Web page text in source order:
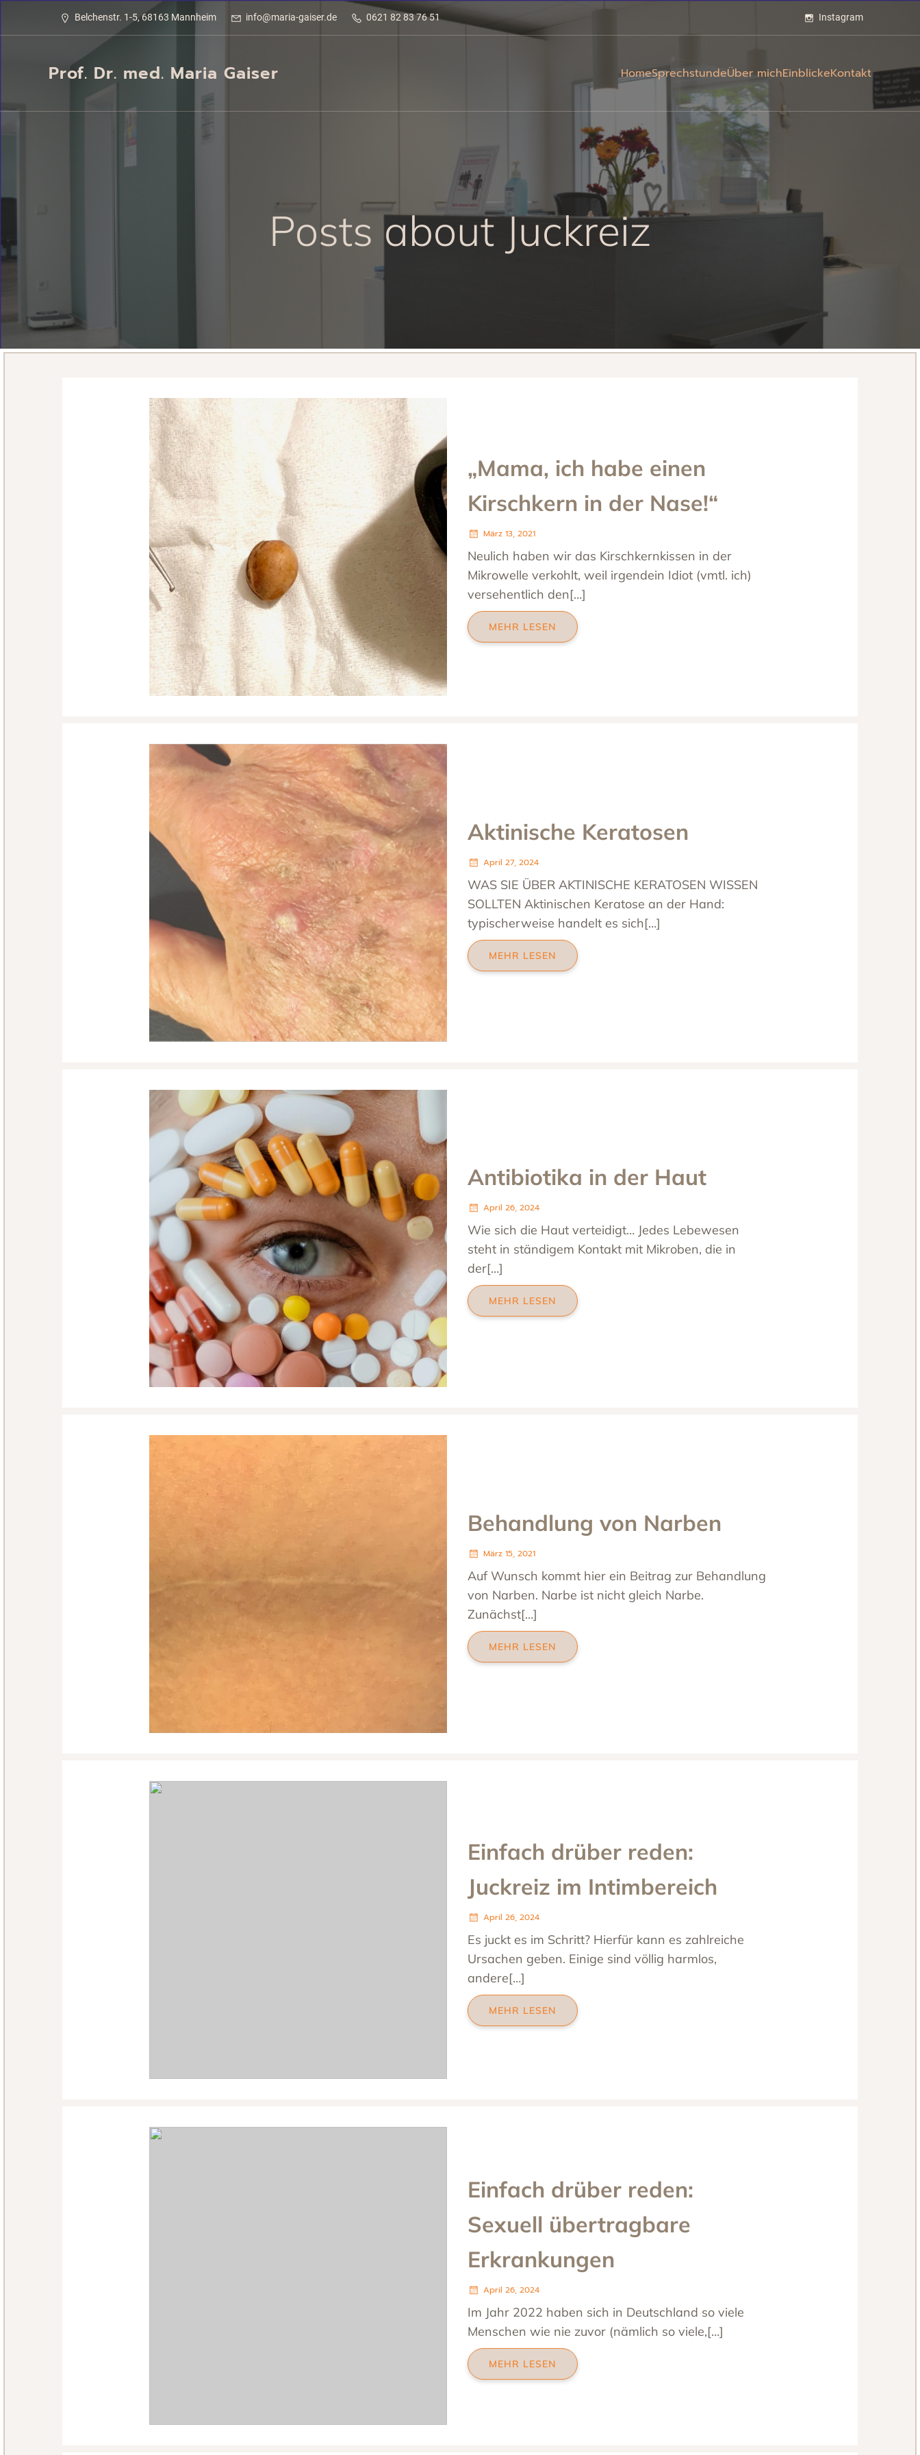
Belchenstr. 1-5, 68163 Mannheim info@maria-gaiser.de 0621 82 83 76 51 Instagram
Prof. Dr. med. Maria Gaiser HomeSprechstundeÜber michEinblickeKontakt
Posts about Juckreiz
„Mama, ich habe einen
Kirschkern in der Nase!“
März 13, 2021
Neulich haben wir das Kirschkernkissen in der
Mikrowelle verkohlt, weil irgendein Idiot (vmtl. ich)
versehentlich den[…]
MEHR LESEN
Aktinische Keratosen
April 27, 2024
WAS SIE ÜBER AKTINISCHE KERATOSEN WISSEN
SOLLTEN Aktinischen Keratose an der Hand:
typischerweise handelt es sich[…]
MEHR LESEN
Antibiotika in der Haut
April 26, 2024
Wie sich die Haut verteidigt… Jedes Lebewesen
steht in ständigem Kontakt mit Mikroben, die in
der[…]
MEHR LESEN
Behandlung von Narben
März 15, 2021
Auf Wunsch kommt hier ein Beitrag zur Behandlung
von Narben. Narbe ist nicht gleich Narbe.
Zunächst[…]
MEHR LESEN
Einfach drüber reden:
Juckreiz im Intimbereich
April 26, 2024
Es juckt es im Schritt? Hierfür kann es zahlreiche
Ursachen geben. Einige sind völlig harmlos,
andere[…]
MEHR LESEN
Einfach drüber reden:
Sexuell übertragbare
Erkrankungen
April 26, 2024
Im Jahr 2022 haben sich in Deutschland so viele
Menschen wie nie zuvor (nämlich so viele,[…]
MEHR LESEN